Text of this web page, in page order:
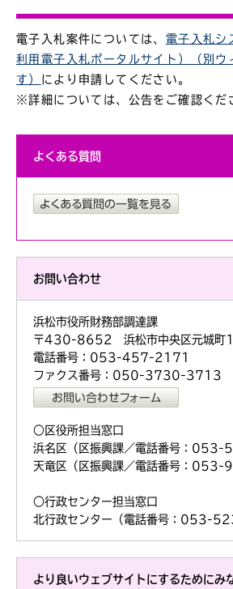
電子入札案件については、 電子入札シ
利用電子入札ポータルサイト）（別ウ
す） により申請してください。
※詳細については、公告をご確認くだ
よくある質問
お問い合わせ
浜松市役所財務部調達課
〒430-8652 浜松市中央区元城
電話番号：053-457-2171
ファクス番号：050-3730-3713
○区役所担当窓口
浜名区（区振興課／電話番号：
天竜区（区振興課／電話番号：
○行政センター担当窓口
北行政センター（電話番号：053-
より良いウェブサイトにするためにみ